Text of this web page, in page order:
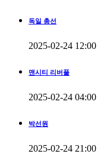
독일 총선
2025-02-24 12:00
맨시티 리버풀
2025-02-24 04:00
박선원
2025-02-24 21:00